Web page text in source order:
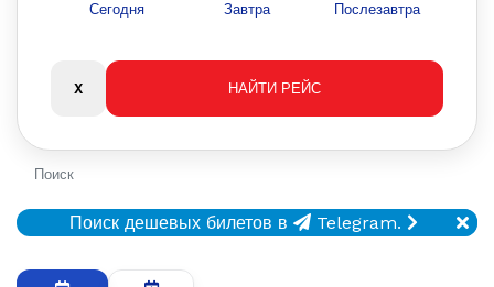
Сегодня Завтра Послезавтра
Поиск
Поиск дешевых билетов в Telegram.